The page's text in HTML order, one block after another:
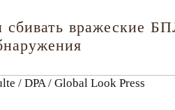
вражеские